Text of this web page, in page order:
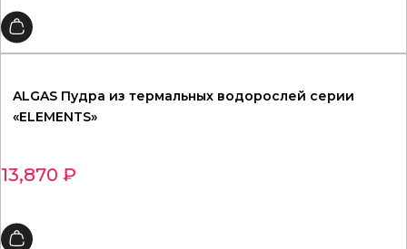
ALGAS Пудра из термальных водорослей серии
«ELEMENTS»
13,870 ₽